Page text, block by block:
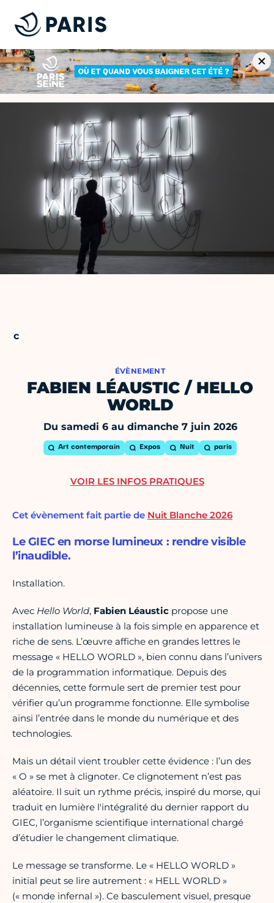
ÉVÈNEMENT
FABIEN LÉAUSTIC / HELLO
WORLD
Du samedi 6 au dimanche 7 juin 2026
Art contemporain Expos Nuit paris
Cet évènement fait partie de Nuit Blanche 2026
Le GIEC en morse lumineux : rendre visible
l’inaudible.
Installation.
Avec Hello World, Fabien Léaustic propose une
installation lumineuse à la fois simple en apparence et
riche de sens. L’œuvre affiche en grandes lettres le
message « HELLO WORLD », bien connu dans l’univers
de la programmation informatique. Depuis des
décennies, cette formule sert de premier test pour
vérifier qu’un programme fonctionne. Elle symbolise
ainsi l’entrée dans le monde du numérique et des
technologies.
Mais un détail vient troubler cette évidence : l’un des
« O » se met à clignoter. Ce clignotement n’est pas
aléatoire. Il suit un rythme précis, inspiré du morse, qui
traduit en lumière l'intégralité du dernier rapport du
GIEC, l’organisme scientifique international chargé
d’étudier le changement climatique.
Le message se transforme. Le « HELLO WORLD »
initial peut se lire autrement : « HELL WORLD »
(« monde infernal »). Ce basculement visuel, presque
VOIR LES INFOS PRATIQUES